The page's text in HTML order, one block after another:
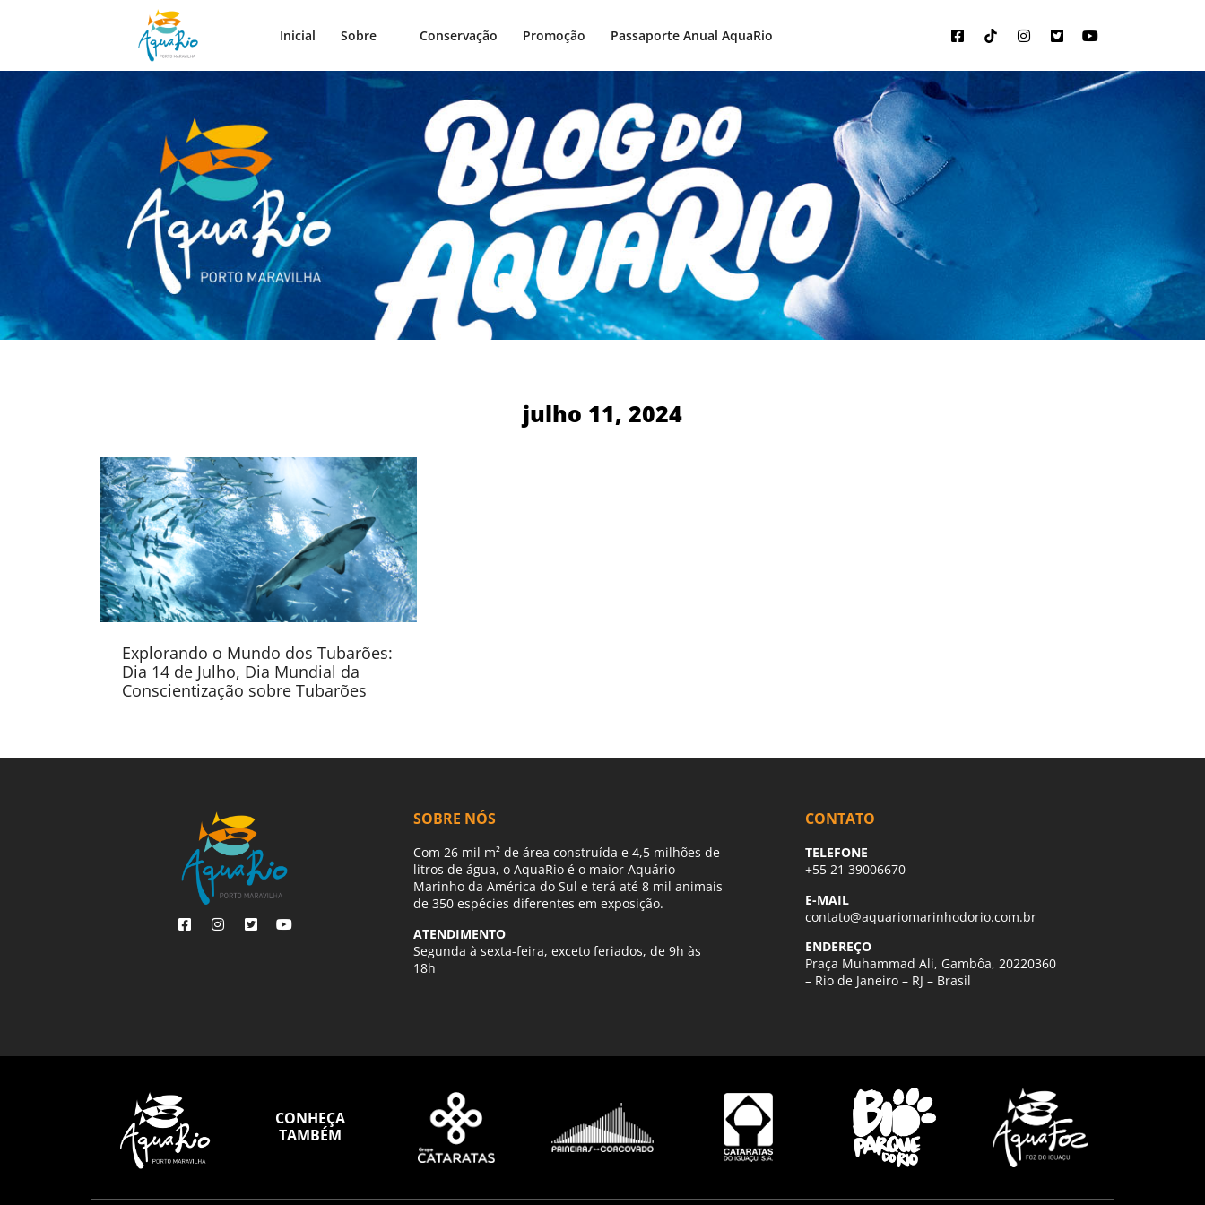
Inicial Sobre Conservação Promoção Passaporte Anual AquaRio
julho 11, 2024
Explorando o Mundo dos Tubarões:
Dia 14 de Julho, Dia Mundial da
Conscientização sobre Tubarões
SOBRE NÓS
Com 26 mil m² de área construída e 4,5 milhões de
litros de água, o AquaRio é o maior Aquário
Marinho da América do Sul e terá até 8 mil animais
de 350 espécies diferentes em exposição.
ATENDIMENTO
Segunda à sexta-feira, exceto feriados, de 9h às
18h
CONTATO
TELEFONE
+55 21 39006670
E-MAIL
contato@aquariomarinhodorio.com.br
ENDEREÇO
Praça Muhammad Ali, Gambôa, 20220360
– Rio de Janeiro – RJ – Brasil
CONHEÇA
TAMBÉM